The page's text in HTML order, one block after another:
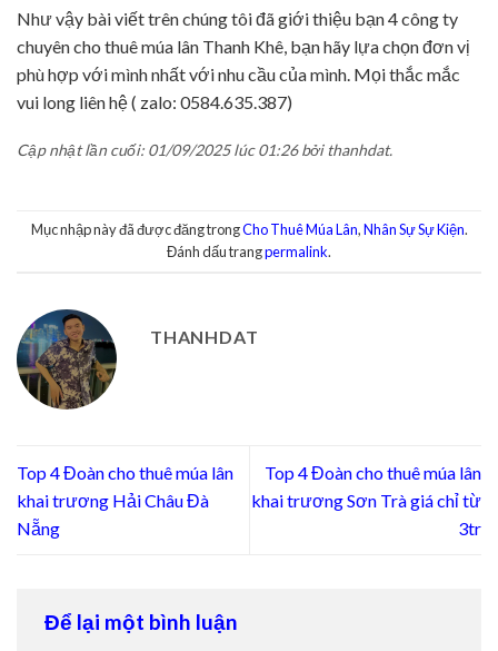
Như vậy bài viết trên chúng tôi đã giới thiệu bạn 4 công ty
chuyên cho thuê múa lân Thanh Khê, bạn hãy lựa chọn đơn vị
phù hợp với mình nhất với nhu cầu của mình. Mọi thắc mắc
vui long liên hệ ( zalo: 0584.635.387)
Cập nhật lần cuối: 01/09/2025 lúc 01:26 bởi thanhdat.
Mục nhập này đã được đăng trongCho Thuê Múa Lân,Nhân Sự Sự Kiện.
Đánh dấu trangpermalink.
THANHDAT
Top 4 Đoàn cho thuê múa lân
khai trương Hải Châu Đà
Nẵng
Top 4 Đoàn cho thuê múa lân
khai trương Sơn Trà giá chỉ từ
3tr
Để lại một bình luận